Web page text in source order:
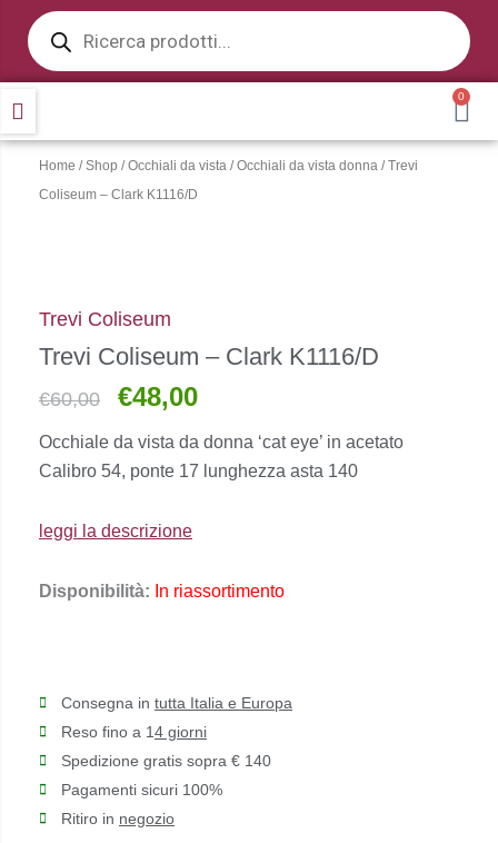
contenuto
Products
search
0
Home /Shop /Occhiali da vista /Occhiali da vista donna / Trevi
Coliseum – Clark K1116/D
Trevi Coliseum
Trevi Coliseum – Clark K1116/D
€60,00
Il
originale
era:
€48,00Il
attuale
è:
Occhiale da vista da donna ‘cat eye’ in acetato
Calibro 54, ponte 17 lunghezza asta 140
leggi la descrizione
Disponibilità: In riassortimento
Consegna in tutta Italia e Europa
Reso fino a 14 giorni
Spedizione gratis sopra € 140
Pagamenti sicuri 100%
Ritiro in negozio